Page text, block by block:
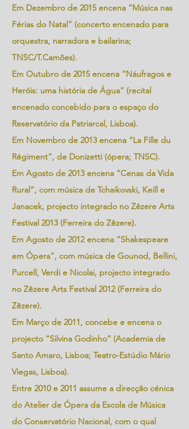
Em Dezembro de 2015 encena “Música nas
Férias do Natal” (concerto encenado para
orquestra, narradora e bailarina;
TNSC/T.Camões).
Em Outubro de 2015 encena “Náufragos e
Heróis: uma história de Água” (recital
encenado concebido para o espaço do
Reservatório da Patriarcal, Lisboa).
Em Novembro de 2013 encena “La Fille du
Régiment”, de Donizetti (ópera; TNSC).
Em Agosto de 2013 encena “Cenas da Vida
Rural”, com música de Tchaikovski, Keill e
Janacek, projecto integrado no Zêzere Arts
Festival 2013 (Ferreira do Zêzere).
Em Agosto de 2012 encena “Shakespeare
em Ópera”, com música de Gounod, Bellini,
Purcell, Verdi e Nicolai, projecto integrado
no Zêzere Arts Festival 2012 (Ferreira do
Zêzere).
Em Março de 2011, concebe e encena o
projecto “Silvina Godinho” (Academia de
Santo Amaro, Lisboa; Teatro-Estúdio Mário
Viegas, Lisboa).
Entre 2010 e 2011 assume a direcção cénica
do Atelier de Ópera da Escola de Música
do Conservatório Nacional, com o qual